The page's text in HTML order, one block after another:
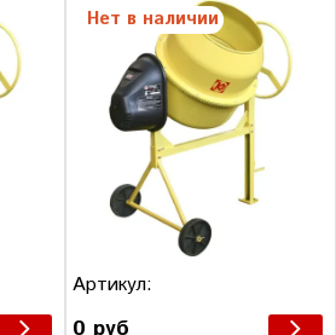
Нет в наличии
Артикул: